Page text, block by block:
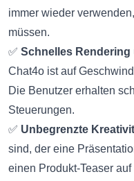
immer wieder
müssen.
✅ Schnelles
Chat4o ist auf
Die Benutzer erhalten
Steuerungen.
✅ Unbegrenzte
sind, der eine
einen Produkt-Teaser